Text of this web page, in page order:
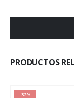
PRODUCTOS